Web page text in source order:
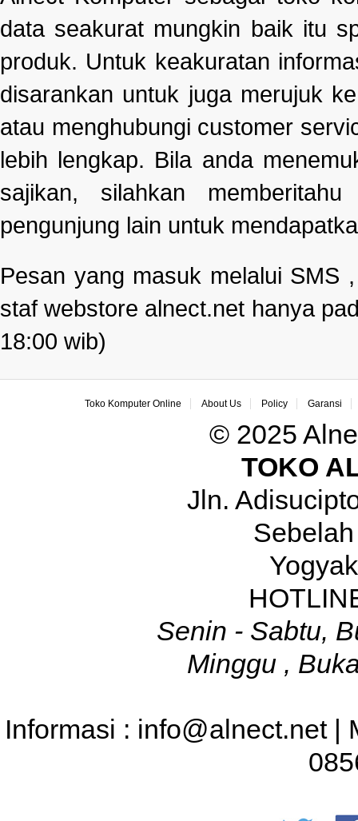
data seakurat mungkin baik itu
produk. Untuk keakuratan
disarankan untuk juga merujuk
atau menghubungi customer
lebih lengkap. Bila anda
sajikan, silahkan
pengunjung lain untuk
Pesan yang masuk melalui SMS
staf webstore alnect.net hanya
18:00 wib)
Toko Komputer Online About Us Policy Garansi
© 2025
TOKO
Jln.
Senin - Sabtu,
Minggu ,
Informasi : info@alnect.net |